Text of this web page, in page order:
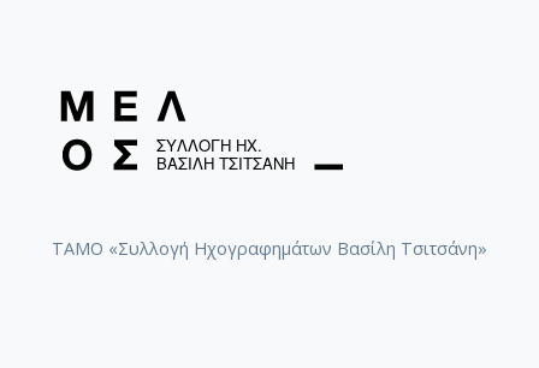
ΤΑΜΟ «Συλλογή Ηχογραφημάτων Βασίλη Τσιτσάνη»